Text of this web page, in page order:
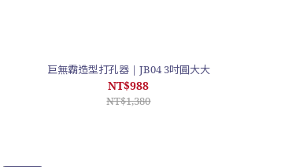
巨無霸造型打孔器 | JB04 3吋圓大大
NT$988
NT$1,380